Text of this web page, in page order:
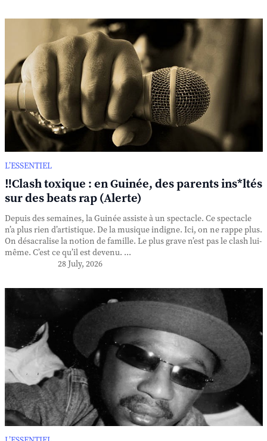
L’ESSENTIEL
‼️Clash toxique : en Guinée, des parents ins*ltés
sur des beats rap (Alerte)
Depuis des semaines, la Guinée assiste à un spectacle. Ce spectacle
n’a plus rien d’artistique. De la musique indigne. Ici, on ne rappe plus.
On désacralise la notion de famille. Le plus grave n’est pas le clash lui-
même. C’est ce qu’il est devenu. ...
28 July, 2026